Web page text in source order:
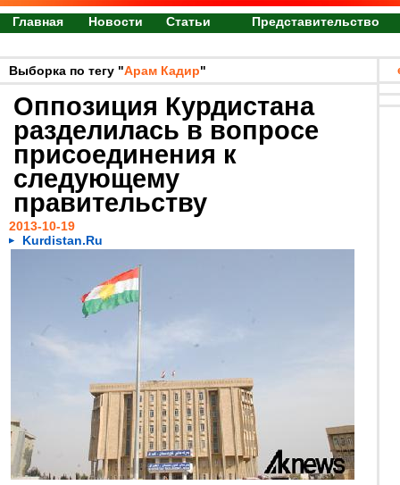
Главная Новости Статьи Представительство
Выборка по тегу "Арам Кадир"
Оппозиция Курдистана
разделилась в вопросе
присоединения к
следующему
правительству
2013-10-19
Kurdistan.Ru